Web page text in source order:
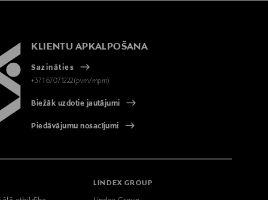
KLIENTU APKALPOŠANA
Sazināties
+371 67071222(pvm/mpm)
Biežāk uzdotie jautājumi
Piedāvājumu nosacījumi
LINDEX GROUP